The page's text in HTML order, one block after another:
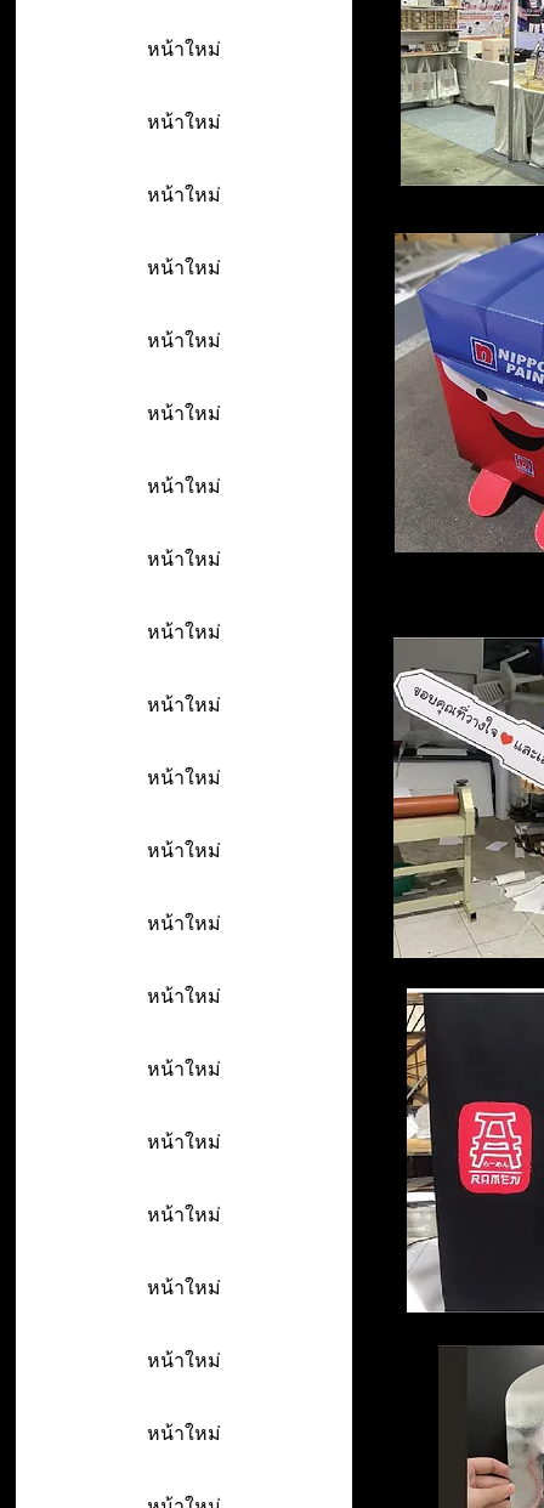
หน้าใหม่
หน้าใหม่
หน้าใหม่
หน้าใหม่
หน้าใหม่
หน้าใหม่
หน้าใหม่
หน้าใหม่
หน้าใหม่
หน้าใหม่
หน้าใหม่
หน้าใหม่
หน้าใหม่
หน้าใหม่
หน้าใหม่
หน้าใหม่
หน้าใหม่
หน้าใหม่
หน้าใหม่
หน้าใหม่